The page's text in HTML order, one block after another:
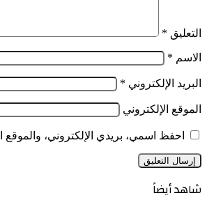
التعليق *
الاسم *
البريد الإلكتروني *
الموقع الإلكتروني
احفظ اسمي، بريدي الإلكتروني، والموقع
شاهد أيضاً